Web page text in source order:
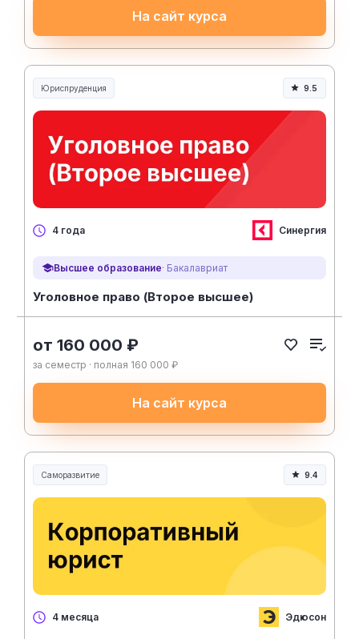
На сайт курса
Юриспруденция
Юриспруденция и право
9.5
4 года Синергия
Высшее образование· Бакалавриат
Уголовное право (Второе высшее)
от 160 000 ₽
за семестр · полная 160 000 ₽
На сайт курса
Саморазвитие 9.4
4 месяца Эдюсон